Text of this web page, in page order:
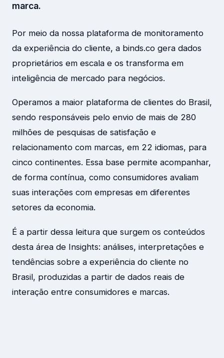
marca.
Por meio da nossa plataforma de monitoramento
da experiência do cliente, a binds.co gera dados
proprietários em escala e os transforma em
inteligência de mercado para negócios.
Operamos a maior plataforma de clientes do Brasil,
sendo responsáveis pelo envio de mais de 280
milhões de pesquisas de satisfação e
relacionamento com marcas, em 22 idiomas, para
cinco continentes. Essa base permite acompanhar,
de forma contínua, como consumidores avaliam
suas interações com empresas em diferentes
setores da economia.
É a partir dessa leitura que surgem os conteúdos
desta área de Insights: análises, interpretações e
tendências sobre a experiência do cliente no
Brasil, produzidas a partir de dados reais de
interação entre consumidores e marcas.